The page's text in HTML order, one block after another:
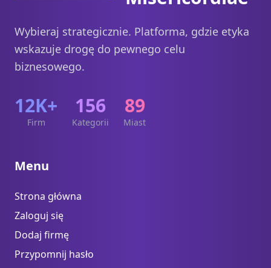
Wybieraj strategicznie. Platforma, gdzie etyka
wskazuje drogę do pewnego celu
biznesowego.
12K+
Firm
156
Kategorii
89
Miast
Menu
Strona główna
Zaloguj się
Dodaj firmę
Przypomnij hasło